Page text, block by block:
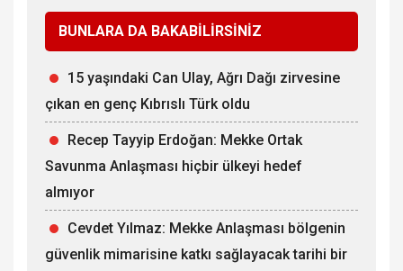
BUNLARA DA BAKABİLİRSİNİZ
15 yaşındaki Can Ulay, Ağrı Dağı zirvesine
çıkan en genç Kıbrıslı Türk oldu
Recep Tayyip Erdoğan: Mekke Ortak
Savunma Anlaşması hiçbir ülkeyi hedef
almıyor
Cevdet Yılmaz: Mekke Anlaşması bölgenin
güvenlik mimarisine katkı sağlayacak tarihi bir